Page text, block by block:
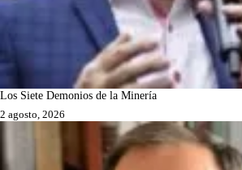
Los Siete Demonios de la Minería
2 agosto, 2026